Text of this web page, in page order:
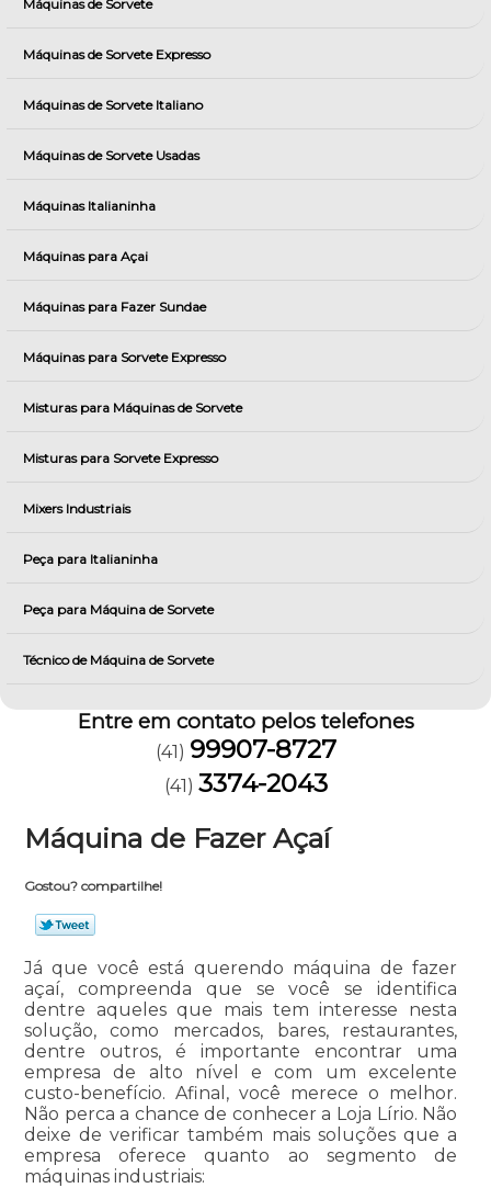
Máquinas de Sorvete
Máquinas de Sorvete Expresso
Máquinas de Sorvete Italiano
Máquinas de Sorvete Usadas
Máquinas Italianinha
Máquinas para Açai
Máquinas para Fazer Sundae
Máquinas para Sorvete Expresso
Misturas para Máquinas de Sorvete
Misturas para Sorvete Expresso
Mixers Industriais
Peça para Italianinha
Peça para Máquina de Sorvete
Técnico de Máquina de Sorvete
Entre em contato pelos telefones
(41) 99907-8727
(41) 3374-2043
Máquina de Fazer Açaí
Gostou? compartilhe!
Já que você está querendo máquina de fazer
açaí, compreenda que se você se identifica
dentre aqueles que mais tem interesse nesta
solução, como mercados, bares, restaurantes,
dentre outros, é importante encontrar uma
empresa de alto nível e com um excelente
custo-benefício. Afinal, você merece o melhor.
Não perca a chance de conhecer a Loja Lírio. Não
deixe de verificar também mais soluções que a
empresa oferece quanto ao segmento de
máquinas industriais: